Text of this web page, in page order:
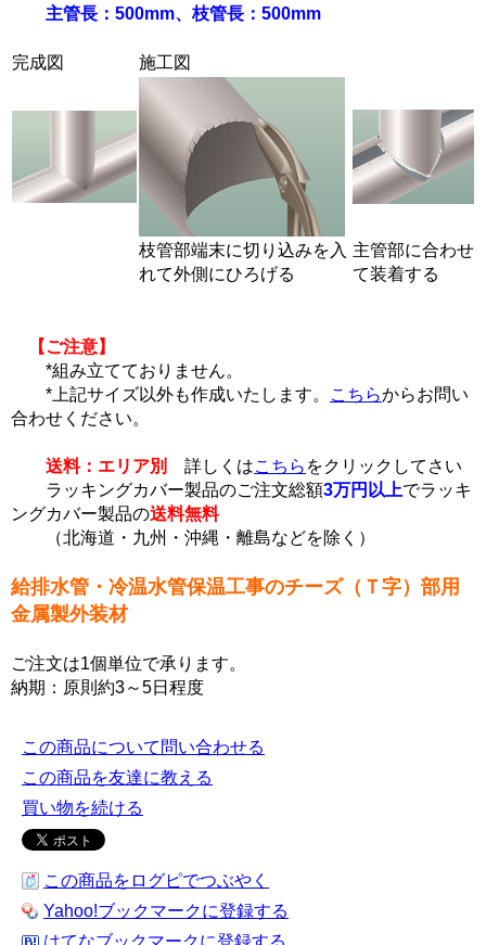
主管長：500mm、枝管長：500mm
完成図 施工図
枝管部端末に切り込みを入
れて外側にひろげる
主管部に合わせ
て装着する
【ご注意】
*組み立てておりません。
*上記サイズ以外も作成いたします。
こちらからお問い
合わせください。
送料：エリア別 詳しくはこちら をクリックしてさい
ラッキングカバー製品のご注文総額3万円以上でラッキ
ングカバー製品の送料無料
（北海道・九州・沖縄・離島などを除く）
給排水管・冷温水管保温工事のチーズ（Ｔ字）部用
金属製外装材
ご注文は1個単位で承ります。
納期：原則約3～5日程度
この商品について問い合わせる
この商品を友達に教える
買い物を続ける
この商品をログピでつぶやく
Yahoo!ブックマークに登録する
はてなブックマークに登録する